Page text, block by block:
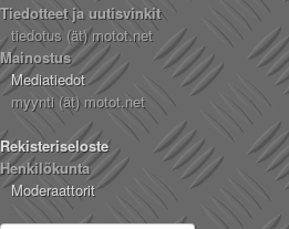
Tiedotteet ja uutisvinkit
tiedotus (ät) motot.net
Mainostus
Mediatiedot
myynti (ät) motot.net
Rekisteriseloste
Henkilökunta
Moderaattorit